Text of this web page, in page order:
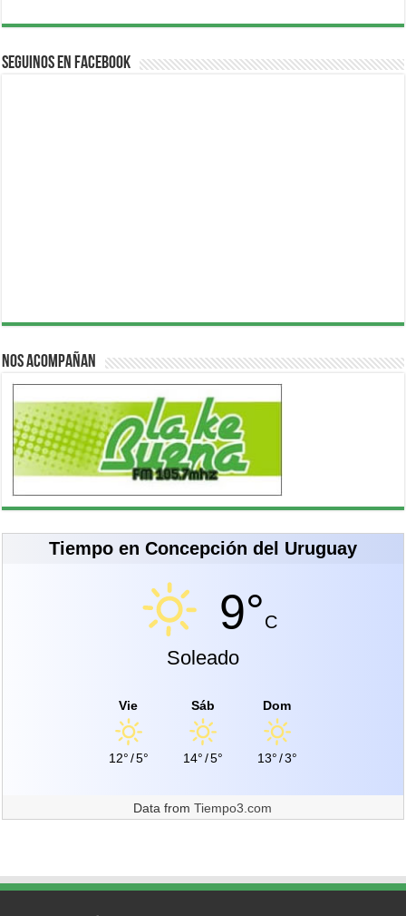
Seguinos en Facebook
Nos acompañan
Tiempo en Concepción del Uruguay
9°C
Soleado
Vie
12°/5°
Sáb
14°/5°
Dom
13°/3°
Data fromTiempo3.com